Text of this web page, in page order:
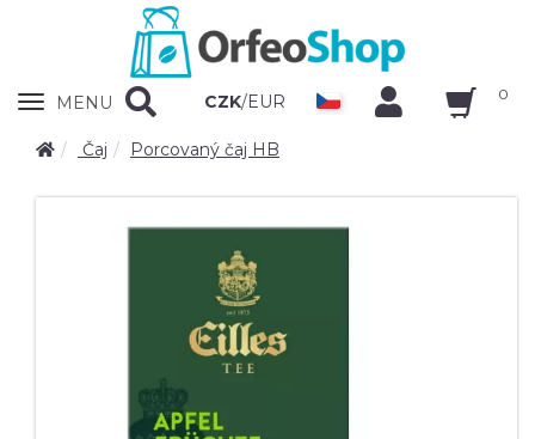
Zobrazit
MENU CZK/EUR 0
Čaj Porcovaný čaj HB